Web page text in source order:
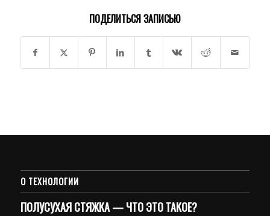
ПОДЕЛИТЬСЯ ЗАПИСЬЮ
О ТЕХНОЛОГИИ
ПОЛУСУХАЯ СТЯЖКА — ЧТО ЭТО ТАКОЕ?